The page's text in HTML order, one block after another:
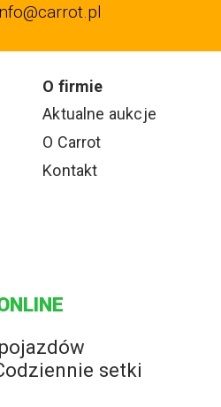
O firmie
Aktualne aukcje
O Carrot
Kontakt
setki